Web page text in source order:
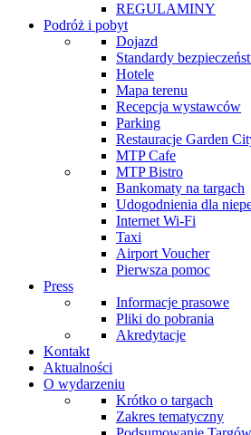
REGULAMINY
Podróż i pobyt
Dojazd
Standardy
Hotele
Mapa terenu
Recepcja wystawców
Parking
Restauracje Garden
MTP Cafe
MTP Bistro
Bankomaty na targach
Udogodnienia dla
Internet Wi-Fi
Taxi
Airport Voucher
Pierwsza pomoc
Press
Informacje prasowe
Pliki do pobrania
Akredytacje
Kontakt
Aktualności
O wydarzeniu
Krótko o targach
Zakres tematyczny